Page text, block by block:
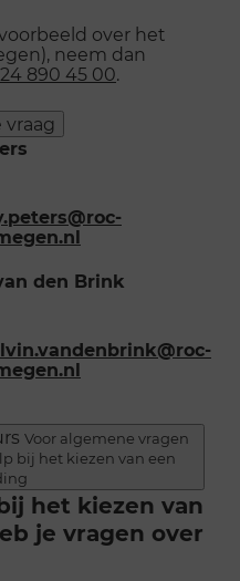
over het
neem dan
890 45 00.
vraag
den Brink
Voor algemene vragen
bij het kiezen van een
het kiezen van
je vragen over